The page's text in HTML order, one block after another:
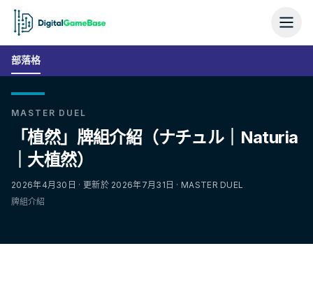
部落格
MASTER DUEL
「植然」牌組介紹（ナチュル｜Naturia
｜大植然）
2026年4月30日 · 更新於 2026年7月31日 · MASTER DUEL
牌組介紹